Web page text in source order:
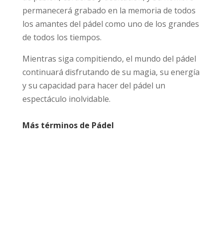
permanecerá grabado en la memoria de todos
los amantes del pádel como uno de los grandes
de todos los tiempos.
Mientras siga compitiendo, el mundo del pádel
continuará disfrutando de su magia, su energía
y su capacidad para hacer del pádel un
espectáculo inolvidable.
Más términos de Pádel